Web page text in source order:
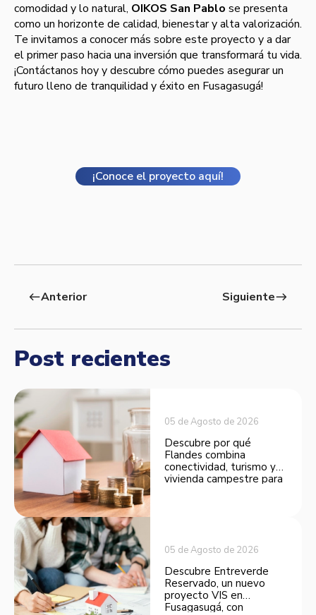
comodidad y lo natural, OIKOS San Pablo se presenta
como un horizonte de calidad, bienestar y alta valorización.
Te invitamos a conocer más sobre este proyecto y a dar
el primer paso hacia una inversión que transformará tu vida.
¡Contáctanos hoy y descubre cómo puedes asegurar un
futuro lleno de tranquilidad y éxito en Fusagasugá!
¡Conoce el proyecto aquí!
westAnterior Siguienteeast
Post recientes
05 de Agosto de 2026
Descubre por qué
Flandes combina
conectividad, turismo y
vivienda campestre para
05 de Agosto de 2026
Descubre Entreverde
Reservado, un nuevo
proyecto VIS en
Fusagasugá, con